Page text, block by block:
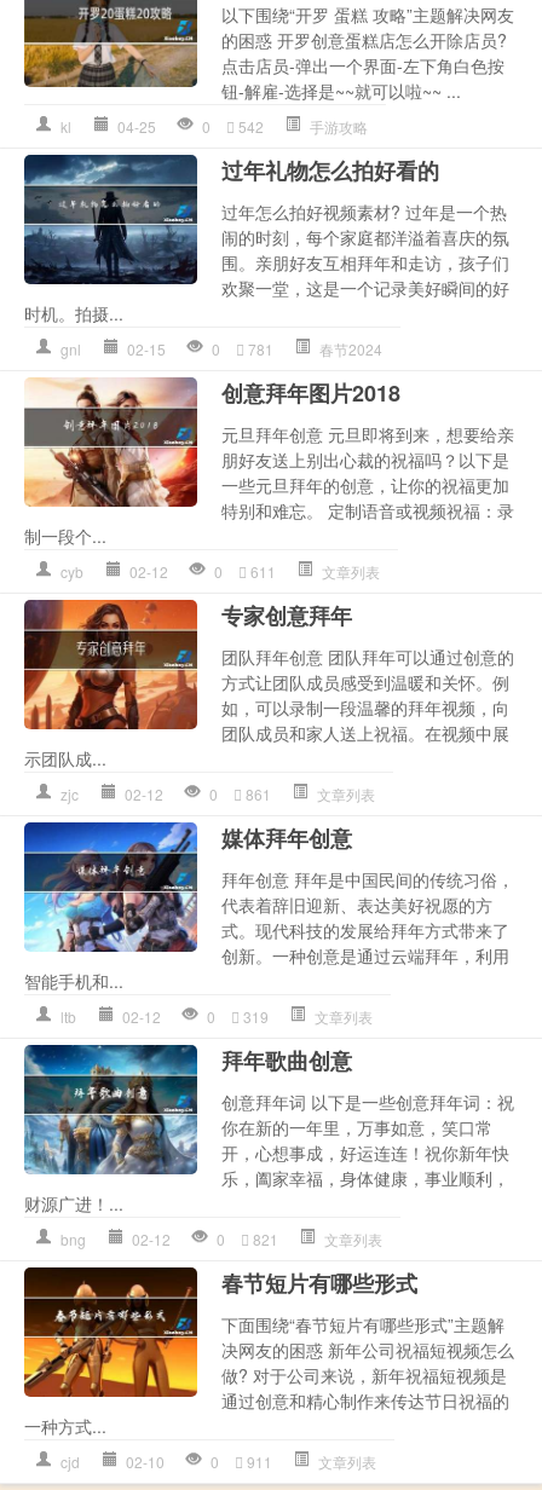
以下围绕“开罗 蛋糕 攻略”主题解决网友
的困惑 开罗创意蛋糕店怎么开除店员?
点击店员-弹出一个界面-左下角白色按
钮-解雇-选择是~~就可以啦~~ ...
kl 04-25 0 542 手游攻略
过年礼物怎么拍好看的
过年怎么拍好视频素材? 过年是一个热
闹的时刻，每个家庭都洋溢着喜庆的氛
围。亲朋好友互相拜年和走访，孩子们
欢聚一堂，这是一个记录美好瞬间的好
时机。拍摄...
gnl 02-15 0 781 春节2024
创意拜年图片2018
元旦拜年创意 元旦即将到来，想要给亲
朋好友送上别出心裁的祝福吗？以下是
一些元旦拜年的创意，让你的祝福更加
特别和难忘。 定制语音或视频祝福：录
制一段个...
cyb 02-12 0 611 文章列表
专家创意拜年
团队拜年创意 团队拜年可以通过创意的
方式让团队成员感受到温暖和关怀。例
如，可以录制一段温馨的拜年视频，向
团队成员和家人送上祝福。在视频中展
示团队成...
zjc 02-12 0 861 文章列表
媒体拜年创意
拜年创意 拜年是中国民间的传统习俗，
代表着辞旧迎新、表达美好祝愿的方
式。现代科技的发展给拜年方式带来了
创新。一种创意是通过云端拜年，利用
智能手机和...
ltb 02-12 0 319 文章列表
拜年歌曲创意
创意拜年词 以下是一些创意拜年词：祝
你在新的一年里，万事如意，笑口常
开，心想事成，好运连连！祝你新年快
乐，阖家幸福，身体健康，事业顺利，
财源广进！...
bng 02-12 0 821 文章列表
春节短片有哪些形式
下面围绕“春节短片有哪些形式”主题解
决网友的困惑 新年公司祝福短视频怎么
做? 对于公司来说，新年祝福短视频是
通过创意和精心制作来传达节日祝福的
一种方式...
cjd 02-10 0 911 文章列表